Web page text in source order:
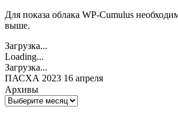
Для показа облака WP-Cumulus
выше.
Загрузка...
Loading...
Загрузка...
ПАСХА 2023 16 апреля
Архивы
Архивы